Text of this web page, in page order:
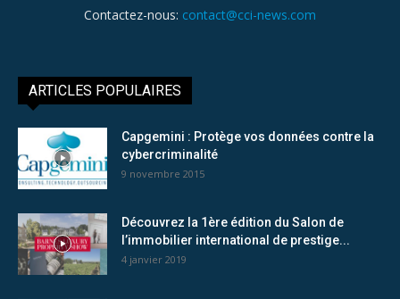
Contactez-nous: contact@cci-news.com
ARTICLES POPULAIRES
Capgemini : Protège vos données contre la
cybercriminalité
9 novembre 2015
Découvrez la 1ère édition du Salon de
l’immobilier international de prestige...
4 janvier 2019